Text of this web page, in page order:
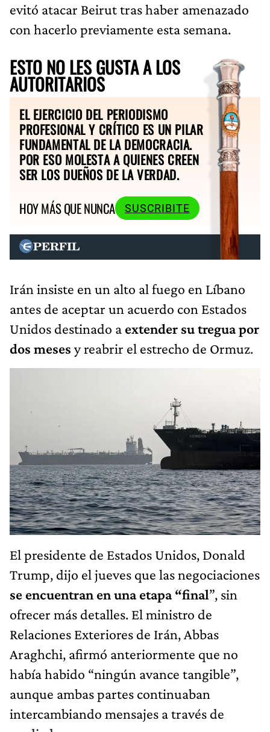
evitó atacar Beirut tras haber amenazado
con hacerlo previamente esta semana.
ESTO NO LES GUSTA A LOS
AUTORITARIOS
EL EJERCICIO DEL PERIODISMO
PROFESIONAL Y CRÍTICO ES UN PILAR
FUNDAMENTAL DE LA DEMOCRACIA.
POR ESO MOLESTA A QUIENES CREEN
SER LOS DUEÑOS DE LA VERDAD.
HOY MÁS QUE NUNCA
SUSCRIBITE
Irán insiste en un alto al fuego en Líbano
antes de aceptar un acuerdo con Estados
Unidos destinado a extender su tregua por
dos meses y reabrir el estrecho de Ormuz.
El presidente de Estados Unidos, Donald
Trump, dijo el jueves que las negociaciones
se encuentran en una etapa “final”, sin
ofrecer más detalles. El ministro de
Relaciones Exteriores de Irán, Abbas
Araghchi, afirmó anteriormente que no
había habido “ningún avance tangible”,
aunque ambas partes continuaban
intercambiando mensajes a través de